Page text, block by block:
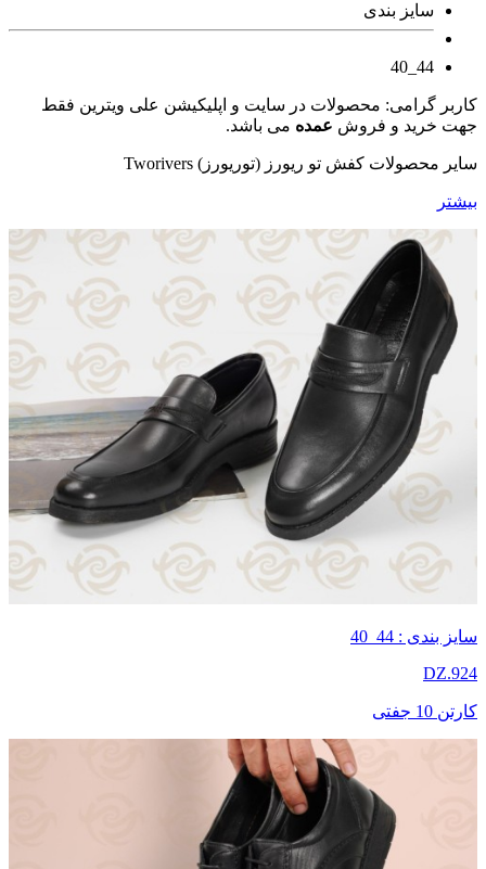
سایز بندی
44_40
کاربر گرامی: محصولات در سایت و اپلیکیشن علی ویترین فقط
جهت خرید و فروش عمده می باشد.
سایر محصولات کفش تو ریورز (توریورز) Tworivers
بیشتر
سایز بندی : 44_40
DZ.924
کارتن 10 جفتی